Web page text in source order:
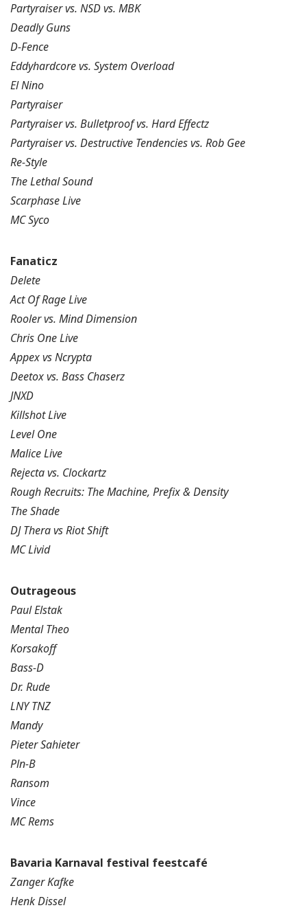
Partyraiser vs. NSD vs. MBK
Deadly Guns
D-Fence
Eddyhardcore vs. System Overload
El Nino
Partyraiser
Partyraiser vs. Bulletproof vs. Hard Effectz
Partyraiser vs. Destructive Tendencies vs. Rob Gee
Re-Style
The Lethal Sound
Scarphase Live
MC Syco
Fanaticz
Delete
Act Of Rage Live
Rooler vs. Mind Dimension
Chris One Live
Appex vs Ncrypta
Deetox vs. Bass Chaserz
JNXD
Killshot Live
Level One
Malice Live
Rejecta vs. Clockartz
Rough Recruits: The Machine, Prefix & Density
The Shade
DJ Thera vs Riot Shift
MC Livid
Outrageous
Paul Elstak
Mental Theo
Korsakoff
Bass-D
Dr. Rude
LNY TNZ
Mandy
Pieter Sahieter
Pln-B
Ransom
Vince
MC Rems
Bavaria Karnaval festival feestcafé
Zanger Kafke
Henk Dissel